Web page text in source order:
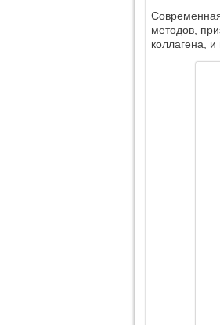
методов,
коллагена, и